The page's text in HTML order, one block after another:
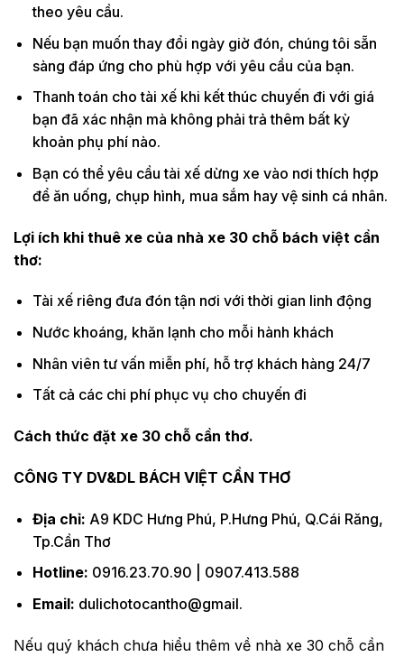
theo yêu cầu.
Nếu bạn muốn thay đổi ngày giờ đón, chúng tôi sẵn
sàng đáp ứng cho phù hợp với yêu cầu của bạn.
Thanh toán cho tài xế khi kết thúc chuyến đi với giá
bạn đã xác nhận mà không phải trả thêm bất kỳ
khoản phụ phí nào.
Bạn có thể yêu cầu tài xế dừng xe vào nơi thích hợp
để ăn uống, chụp hình, mua sắm hay vệ sinh cá nhân.
Lợi ích khi thuê xe của nhà xe 30 chỗ bách việt cần
thơ:
Tài xế riêng đưa đón tận nơi với thời gian linh động
Nước khoáng, khăn lạnh cho mỗi hành khách
Nhân viên tư vấn miễn phí, hỗ trợ khách hàng 24/7
Tất cả các chi phí phục vụ cho chuyến đi
Cách thức đặt xe 30 chỗ cần thơ.
CÔNG TY DV&DL BÁCH VIỆT CẦN THƠ
Địa chỉ: A9 KDC Hưng Phú, P.Hưng Phú, Q.Cái Răng,
Tp.Cần Thơ
Hotline: 0916.23.70.90 | 0907.413.588
Email: dulichotocantho@gmail.
Nếu quý khách chưa hiểu thêm về nhà xe 30 chỗ cần